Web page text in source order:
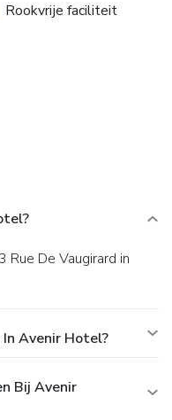
Rookvrije faciliteit
Avenir Hotel?
Bij Avenir